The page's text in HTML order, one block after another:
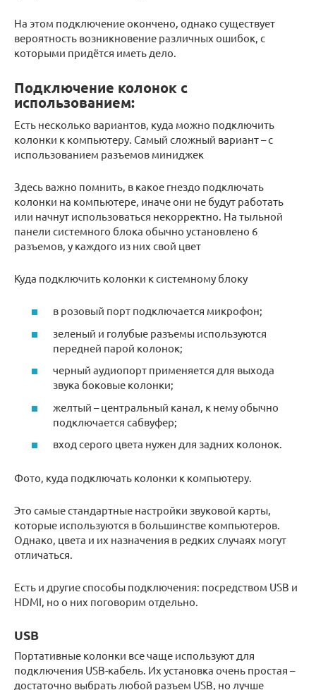
На этом подключение окончено, однако существует
вероятность возникновение различных ошибок, с
которыми придётся иметь дело.
Подключение колонок с
использованием:
Есть несколько вариантов, куда можно подключить
колонки к компьютеру. Самый сложный вариант – с
использованием разъемов миниджек
Здесь важно помнить, в какое гнездо подключать
колонки на компьютере, иначе они не будут работать
или начнут использоваться некорректно. На тыльной
панели системного блока обычно установлено 6
разъемов, у каждого из них свой цвет
Куда подключить колонки к системному блоку
в розовый порт подключается микрофон;
зеленый и голубые разъемы используются
передней парой колонок;
черный аудиопорт применяется для выхода
звука боковые колонки;
желтый – центральный канал, к нему обычно
подключается сабвуфер;
вход серого цвета нужен для задних колонок.
Фото, куда подключать колонки к компьютеру.
Это самые стандартные настройки звуковой карты,
которые используются в большинстве компьютеров.
Однако, цвета и их назначения в редких случаях могут
отличаться.
Есть и другие способы подключения: посредством USB и
HDMI, но о них поговорим отдельно.
USB
Портативные колонки все чаще используют для
подключения USB-кабель. Их установка очень простая –
достаточно выбрать любой разъем USB, но лучше